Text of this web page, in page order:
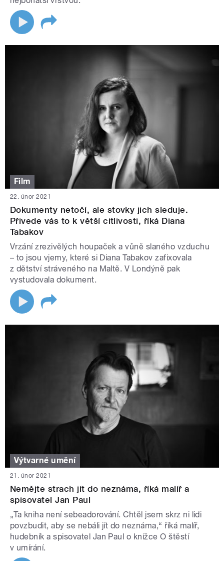
Film
22. únor 2021
Dokumenty netočí, ale stovky jich sleduje.
Přivede vás to k větší citlivosti, říká Diana
Tabakov
Vrzání zrezivělých houpaček a vůně slaného vzduchu
– to jsou vjemy, které si Diana Tabakov zafixovala
z dětství stráveného na Maltě. V Londýně pak
vystudovala dokument.
Výtvarné umění
21. únor 2021
Nemějte strach jít do neznáma, říká malíř a
spisovatel Jan Paul
„Ta kniha není sebeadorování. Chtěl jsem skrz ni lidi
povzbudit, aby se nebáli jít do neznáma,“ říká malíř,
hudebník a spisovatel Jan Paul o knížce O štěstí
v umírání.